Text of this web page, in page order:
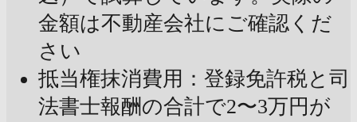
金額は不動産会社にご確認くだ
さい
抵当権抹消費用：登録免許税と司
法書士報酬の合計で2〜3万円が